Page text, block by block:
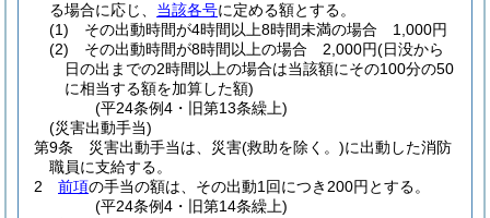
る場合に応じ、 当該各号に定める額とする。
(1)
その出動時間が4時間以上8時間未満の場合 1,000円
(2)
その出動時間が8時間以上の場合 2,000円(日没から
日の出までの2時間以上の場合は当該額にその100分の50
に相当する額を加算した額)
(平24条例4・旧第13条繰上)
(災害出動手当)
第9条
災害出動手当は、災害(救助を除く。)に出動した消防
職員に支給する。
2
前項の手当の額は、その出動1回につき200円とする。
(平24条例4・旧第14条繰上)